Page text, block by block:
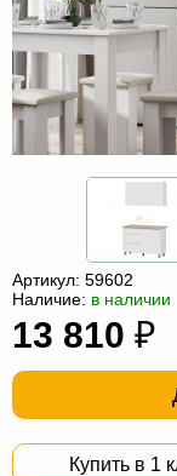
Офисная
мебель
Столы
под
компьютер
Мебель
для
Мебель
мешки
Мебель
из
ротанга
Садовая
мебель
Косметологическое
оборудование
Артикул: 59602
Наличие: в наличии
13 810 ₽
Купить в 1